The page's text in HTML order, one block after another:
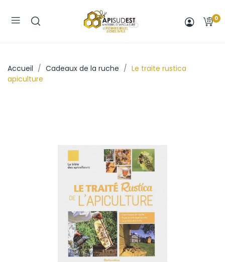
0
Accueil Cadeaux de la ruche
Le traite rustica
apiculture